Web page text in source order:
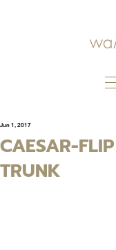
CAESAR-
TRUNK
Jun 1, 2017